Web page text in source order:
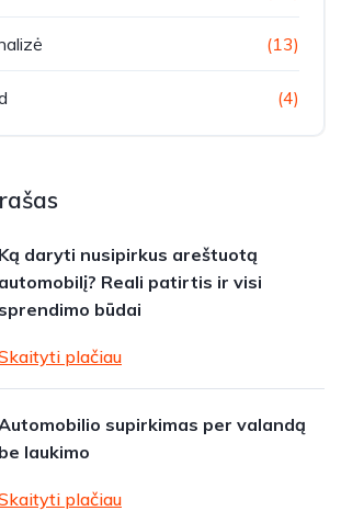
(13)
(4)
Ką daryti nusipirkus areštuotą
automobilį? Reali patirtis ir visi
sprendimo būdai
plačiau
supirkimas per valandą
be laukimo
plačiau